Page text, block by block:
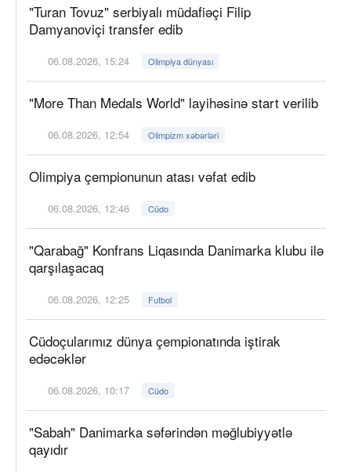
"Turan Tovuz" serbiyalı müdafiəçi Filip
Damyanoviçi transfer edib
06.08.2026, 15:24 Olimpiya dünyası
"More Than Medals World" layihəsinə start verilib
06.08.2026, 12:54 Olimpizm xəbərləri
Olimpiya çempionunun atası vəfat edib
06.08.2026, 12:46 Cüdo
"Qarabağ" Konfrans Liqasında Danimarka klubu ilə
qarşılaşacaq
06.08.2026, 12:25 Futbol
Cüdoçularımız dünya çempionatında iştirak
edəcəklər
06.08.2026, 10:17 Cüdo
"Sabah" Danimarka səfərindən məğlubiyyətlə
qayıdır